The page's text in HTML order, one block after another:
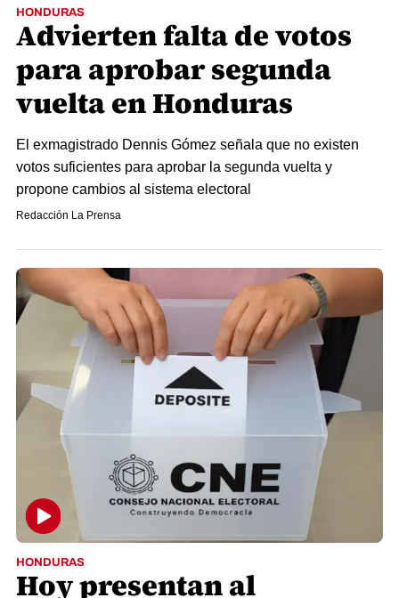
HONDURAS
Advierten falta de votos
para aprobar segunda
vuelta en Honduras
El exmagistrado Dennis Gómez señala que no existen
votos suficientes para aprobar la segunda vuelta y
propone cambios al sistema electoral
Redacción La Prensa
HONDURAS
Hoy presentan al